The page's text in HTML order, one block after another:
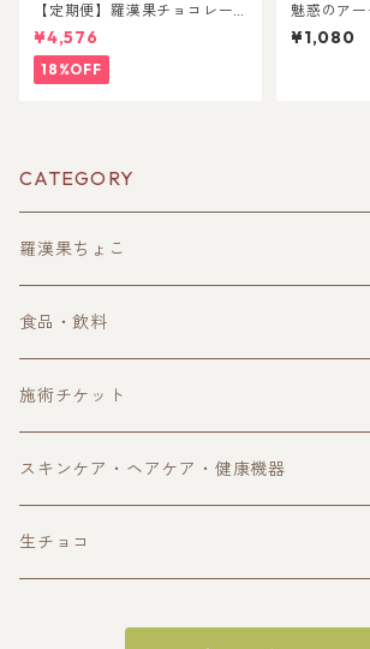
【定期便】羅漢果チョコレー
ト（6パック）
¥4,576
18%OFF
魅惑のア
ト
¥1,080
CATEGORY
羅漢果ちょこ
単品購入
定期購入
ギフトボックス
アウトレット
食品・飲料
珈琲・ノンカフェイン珈琲
ハーブティー
自然食品
施術チケット
スキンケア・ヘアケア・健康機器
オイル・スキンケア用品
生チョコ